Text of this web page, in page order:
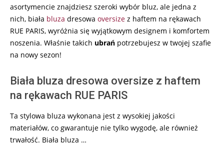
asortymencie znajdziesz szeroki wybór bluz, ale jedna z
nich, biała bluza dresowa oversize z haftem na rękawach
RUE PARIS, wyróżnia się wyjątkowym designem i komfortem
noszenia. Właśnie takich ubrań potrzebujesz w twojej szafie
na nowy sezon!
Biała bluza dresowa oversize z haftem
na rękawach RUE PARIS
Ta stylowa bluza wykonana jest z wysokiej jakości
materiałów, co gwarantuje nie tylko wygodę, ale również
trwałość. Biała bluza …